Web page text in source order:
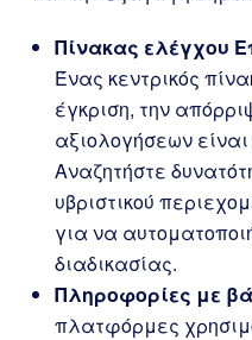
Πίνακας ελέγχου
Ένας κεντρικός
έγκριση, την
αξιολογήσεων
Αναζητήστε
υβριστικού
για να
διαδικασίας.
Πληροφορίες με
πλατφόρμες